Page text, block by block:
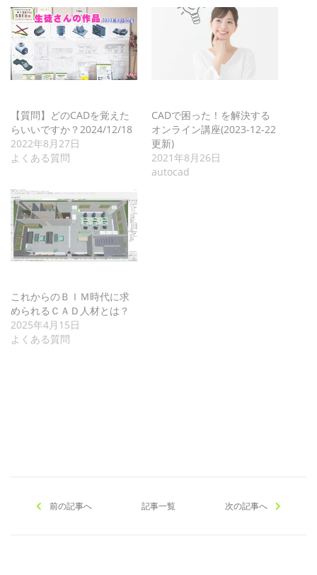
【質問】どのCADを覚えた
らいいですか？2024/12/18
2022年8月27日
よくある質問
CADで困った！を解決する
オンライン講座(2023-12-22
更新)
2021年8月26日
autocad
これからのＢＩＭ時代に求
められるＣＡＤ人材とは？
2025年4月15日
よくある質問
前の記事へ 記事一覧 次の記事へ